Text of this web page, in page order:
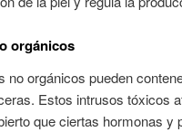
orgánicos
no orgánicos pueden
Estos intrusos tóxicos
que ciertas hormonas y